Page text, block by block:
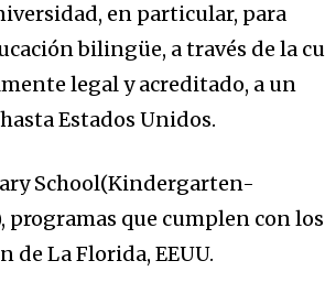
en particular, para
bilingüe, a través de la
legal y acreditado, a un
Estados Unidos.
School(Kindergarten-
programas que cumplen con los
de La Florida, EEUU.